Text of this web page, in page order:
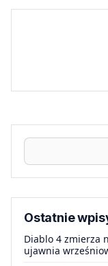
Ostatnie
Diablo 4 zmierza
ujawnia